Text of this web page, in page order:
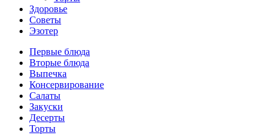
Здоровье
Советы
Эзотер
Первые блюда
Вторые блюда
Выпечка
Консервирование
Салаты
Закуски
Десерты
Торты